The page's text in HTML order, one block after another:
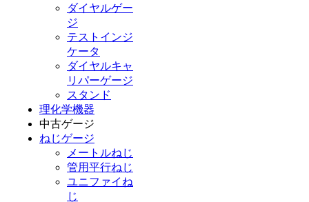
ダイヤルゲー
ジ
テストインジ
ケータ
ダイヤルキャ
リパーゲージ
スタンド
理化学機器
中古ゲージ
ねじゲージ
メートルねじ
管用平行ねじ
ユニファイね
じ